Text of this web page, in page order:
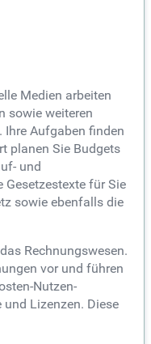
Medien arbeiten
sowie weiteren
Ihre Aufgaben finden
planen Sie Budgets
und
für Sie
sowie ebenfalls die
Rechnungswesen.
vor und führen
Nutzen-
Lizenzen. Diese